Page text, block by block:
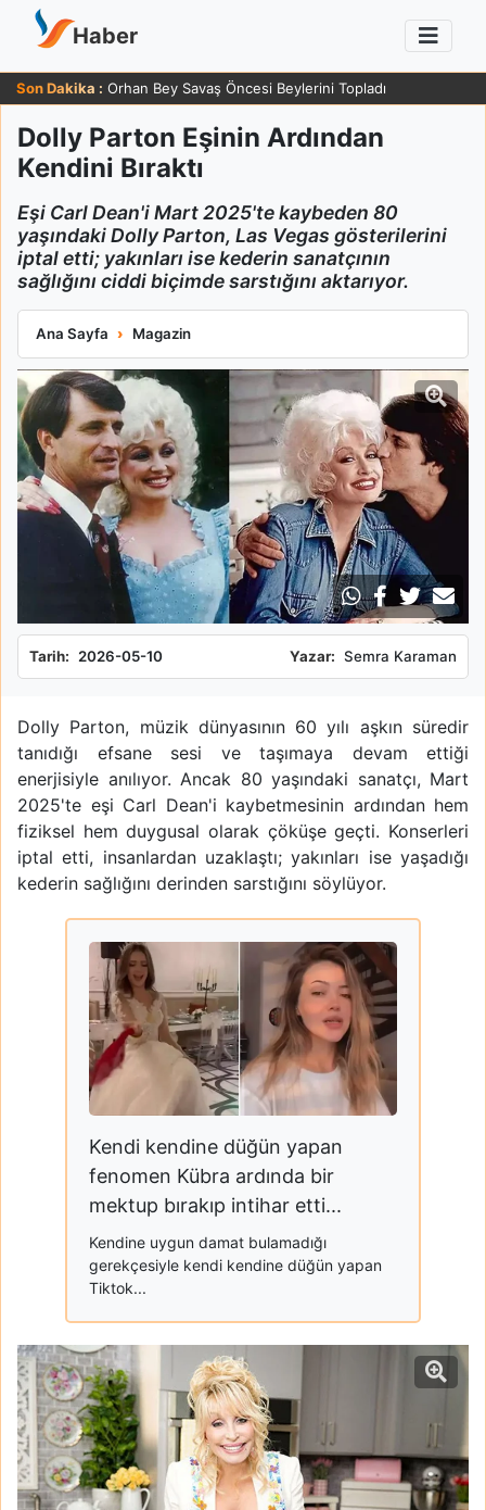
Haber
Son Dakika : Orhan Bey Savaş Öncesi Beylerini Topladı
Dolly Parton Eşinin Ardından
Kendini Bıraktı
Eşi Carl Dean'i Mart 2025'te kaybeden 80
yaşındaki Dolly Parton, Las Vegas gösterilerini
iptal etti; yakınları ise kederin sanatçının
sağlığını ciddi biçimde sarstığını aktarıyor.
Ana Sayfa Magazin
Dolly Parton Eşinin Ardından Kendini Bıraktı
Tarih: 2026-05-10 Yazar: Semra Karaman
Dolly Parton, müzik dünyasının 60 yılı aşkın süredir
tanıdığı efsane sesi ve taşımaya devam ettiği
enerjisiyle anılıyor. Ancak 80 yaşındaki sanatçı, Mart
2025'te eşi Carl Dean'i kaybetmesinin ardından hem
fiziksel hem duygusal olarak çöküşe geçti. Konserleri
iptal etti, insanlardan uzaklaştı; yakınları ise yaşadığı
kederin sağlığını derinden sarstığını söylüyor.
Kendi kendine düğün yapan
fenomen Kübra ardında bir
mektup bırakıp intihar etti...
Kendine uygun damat bulamadığı
gerekçesiyle kendi kendine düğün yapan
Tiktok...